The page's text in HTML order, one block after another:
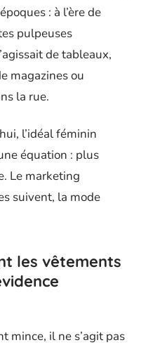
: à l’ère de
pulpeuses
de tableaux,
magazines ou
la rue.
l’idéal féminin
équation : plus
Le marketing
suivent, la mode
les vêtements
mince, il ne s’agit pas